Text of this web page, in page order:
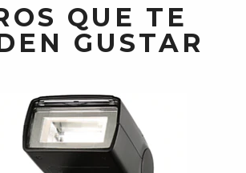
QUE TE
GUSTAR